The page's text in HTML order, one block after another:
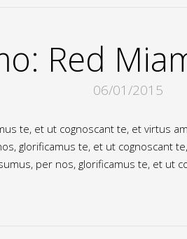
Red
06/01/2015
te, et ut cognoscant te, et virtus
glorificamus te, et ut cognoscant
per nos, glorificamus te, et ut